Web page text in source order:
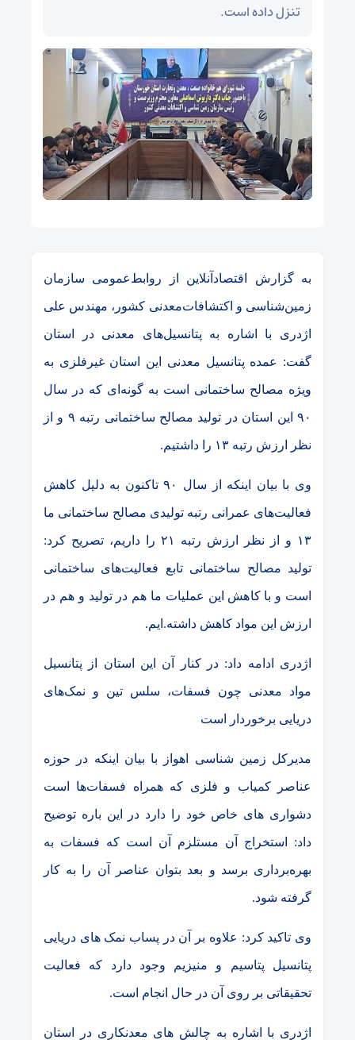
تنزل داده است.
به گزارش اقتصادآنلاین از روابط‌عمومی سازمان
زمین‌شناسی و اکتشافات‌معدنی کشور، مهندس علی
اژدری با اشاره به پتانسیل‌های معدنی در استان
گفت: عمده پتانسیل معدنی این استان غیرفلزی به
ویژه مصالح ساختمانی است به گونه‌ای که در سال
۹۰ این استان در تولید مصالح ساختمانی رتبه ۹ و از
نظر ارزش رتبه ۱۳ را داشتیم.
وی با بیان اینکه از سال ۹۰ تاکنون به دلیل کاهش
فعالیت‌های عمرانی رتبه تولیدی مصالح ساختمانی ما
۱۳ و از نظر ارزش رتبه ۲۱ را داریم، تصریح کرد:
تولید مصالح ساختمانی تابع فعالیت‌های ساختمانی
است و با کاهش این عملیات ما هم در تولید و هم در
ارزش این مواد کاهش داشته.ایم.
اژدری ادامه داد: در کنار آن این استان از پتانسیل
مواد معدنی چون فسفات، سلس تین و‌ نمک‌های
دریایی برخوردار است‌
مدیرکل زمین شناسی اهواز با بیان اینکه در حوزه
عناصر کمیاب و فلزی که همراه فسفات‌ها است
دشواری های خاص خود را دارد در این باره توضیح
داد: استخراج آن مستلزم آن است که فسفات به
بهره‌برداری برسد و بعد بتوان عناصر آن را به کار
گرفته شود.
وی تاکید کرد: علاوه بر آن در پساب نمک های دریایی
پتانسیل پتاسیم و منیزیم وجود دارد که فعالیت
تحقیقاتی بر روی آن در حال انجام است.
اژدری با اشاره به چالش های معدنکاری در استان